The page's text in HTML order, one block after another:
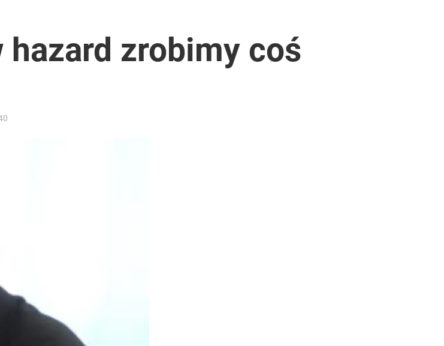
hazard zrobimy coś